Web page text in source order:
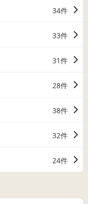
34件
33件
31件
28件
38件
32件
24件